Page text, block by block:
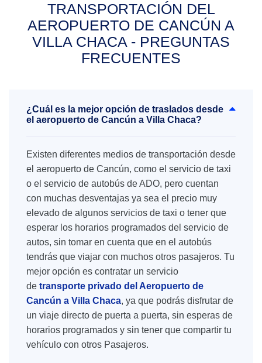
TRANSPORTACIÓN DEL
AEROPUERTO DE CANCÚN A
VILLA CHACA - PREGUNTAS
FRECUENTES
¿Cuál es la mejor opción de traslados desde
el aeropuerto de Cancún a Villa Chaca?
Existen diferentes medios de transportación desde
el aeropuerto de Cancún, como el servicio de taxi
o el servicio de autobús de ADO, pero cuentan
con muchas desventajas ya sea el precio muy
elevado de algunos servicios de taxi o tener que
esperar los horarios programados del servicio de
autos, sin tomar en cuenta que en el autobús
tendrás que viajar con muchos otros pasajeros. Tu
mejor opción es contratar un servicio
de transporte privado del Aeropuerto de
Cancún a Villa Chaca, ya que podrás disfrutar de
un viaje directo de puerta a puerta, sin esperas de
horarios programados y sin tener que compartir tu
vehículo con otros Pasajeros.